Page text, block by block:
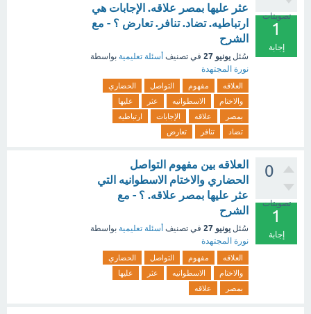
تصويتات
1
إجابة
عثر عليها بمصر علاقه. الإجابات هي
ارتباطيه. تضاد. تنافر. تعارض ؟ - مع
الشرح
سُئل يونيو 27 في تصنيف أسئلة تعليمية بواسطة
نورة المجتهدة
العلاقه مفهوم التواصل
الحضاري
والاختام
الاسطوانيه عثر
عليها
بمصر
علاقه الإجابات
ارتباطيه
تضاد
تنافر تعارض
0
تصويتات
1
إجابة
العلاقه بين مفهوم التواصل
الحضاري والاختام الاسطوانيه التي
عثر عليها بمصر علاقه. ؟ - مع
الشرح
سُئل يونيو 27 في تصنيف أسئلة تعليمية بواسطة
نورة المجتهدة
العلاقه مفهوم التواصل
الحضاري
والاختام
الاسطوانيه عثر
عليها
بمصر
علاقه